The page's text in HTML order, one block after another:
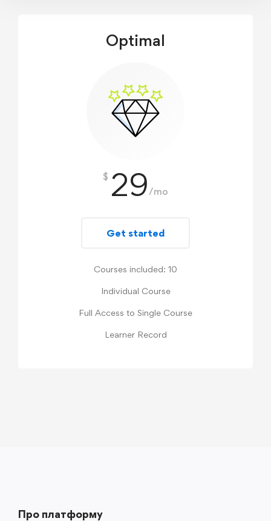
Optimal
$ 29/mo
Get started
Courses included: 10
Individual Course
Full Access to Single Course
Learner Record
Про платформу